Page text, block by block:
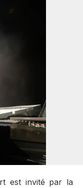
est invité par la